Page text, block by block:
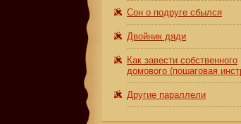
Сон о подруге сбылся
Двойник дяди
Как завести собственного
домового (пошаговая
Другие параллели